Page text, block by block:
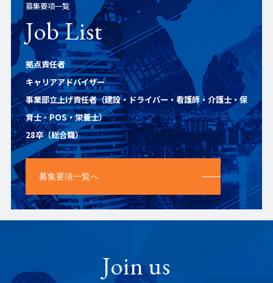
募集要項一覧
Job List
拠点責任者
キャリアアドバイザー
事業部立上げ責任者（建設・ドライバー・看護師・介護士・保
育士・POS・栄養士）
28卒（総合職）
募集要項一覧へ
Join us